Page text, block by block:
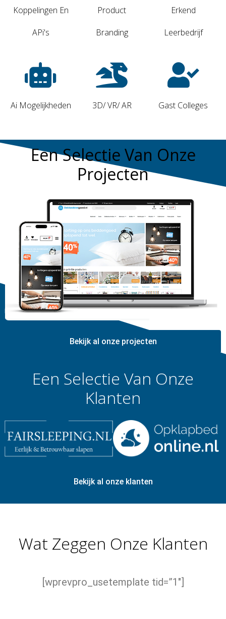
Koppelingen En
APi's
Product
Branding
Erkend
Leerbedrijf
Ai Mogelijkheden 3D/ VR/ AR Gast Colleges
Een Selectie Van Onze
Projecten
Bekijk al onze projecten
Een Selectie Van Onze
Klanten
Bekijk al onze klanten
Wat Zeggen Onze Klanten
[wprevpro_usetemplate tid=”1″]